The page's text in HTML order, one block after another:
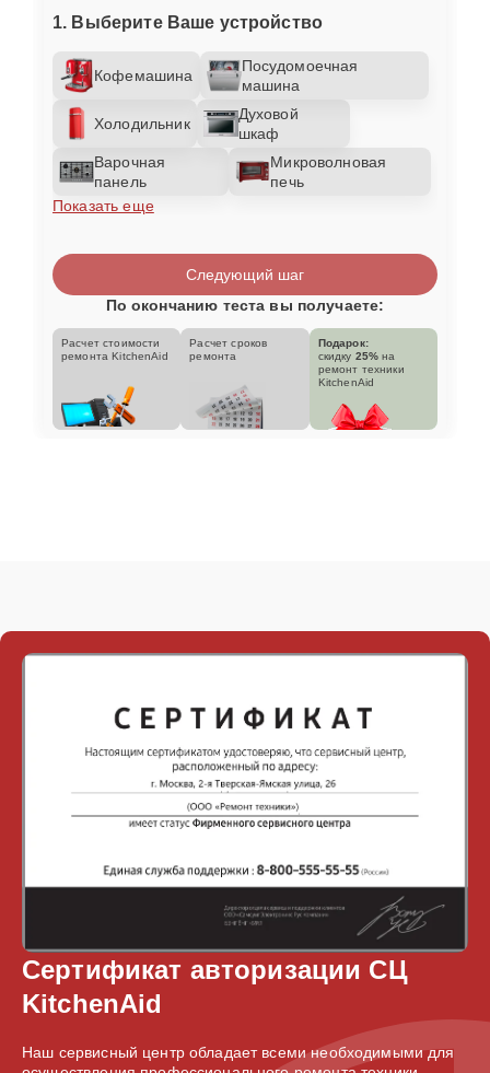
1. Выберите Ваше устройство
Кофемашина
Посудомоечная
машина
Холодильник
Духовой
шкаф
Варочная
панель
Микроволновая
печь
Показать еще
Следующий шаг
По окончанию теста вы получаете:
Расчет стоимости
ремонта KitchenAid
Расчет сроков
ремонта
Подарок:
скидку 25% на
ремонт техники
KitchenAid
Сертификат авторизации СЦ
KitchenAid
Наш сервисный центр обладает всеми необходимыми для